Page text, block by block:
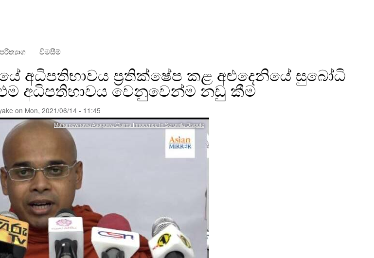
පරිත්‍යාග විමසීම්
අධිපතිභාවය ප්‍රතික්ෂේප කළ අළුදෙනියේ සුබෝධි
අධිපතිභාවය වෙනුවෙන්ම නඩු කීම
on Mon, 2021/06/14 - 11:45